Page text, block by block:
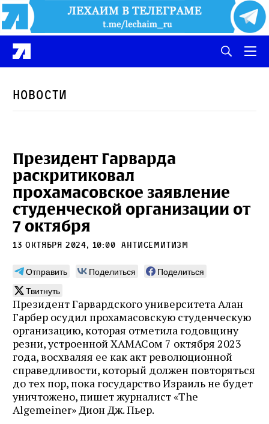
Новости
Президент Гарварда
раскритиковал
прохамасовское заявление
студенческой организации от
7 октября
13 октября 2024, 10:00 антисемитизм
Отправить Поделиться
Поделиться
Твитнуть
Президент Гарвардского университета Алан
Гарбер осудил прохамасовскую студенческую
организацию, которая отметила годовщину
резни, устроенной ХАМАСом 7 октября 2023
года, восхваляя ее как акт революционной
справедливости, который должен повторяться
до тех пор, пока государство Израиль не будет
уничтожено, пишет журналист «The
Algemeiner» Дион Дж. Пьер.